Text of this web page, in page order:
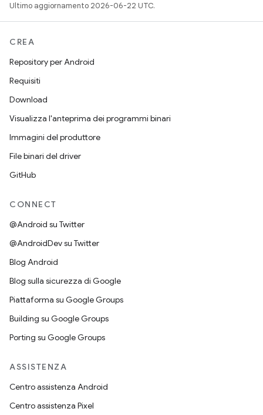
Ultimo aggiornamento 2026-06-22 UTC.
CREA
Repository per Android
Requisiti
Download
Visualizza l'anteprima dei programmi binari
Immagini del produttore
File binari del driver
GitHub
CONNECT
@Android su Twitter
@AndroidDev su Twitter
Blog Android
Blog sulla sicurezza di Google
Piattaforma su Google Groups
Building su Google Groups
Porting su Google Groups
ASSISTENZA
Centro assistenza Android
Centro assistenza Pixel